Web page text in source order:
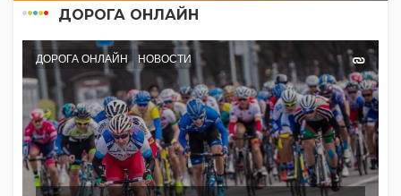
ДОРОГА ОНЛАЙН
ДОРОГА ОНЛАЙН НОВОСТИ